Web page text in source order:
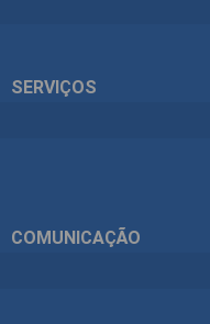
SERVIÇOS
COMUNICAÇÃO